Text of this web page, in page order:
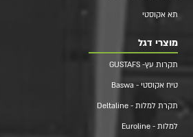
תא אקוסטי
מוצרי דגל
תקרות עץ- GUSTAFS
טיח אקוסטי - Baswa
תקרת למלות - Deltaline
למלות - Euroline